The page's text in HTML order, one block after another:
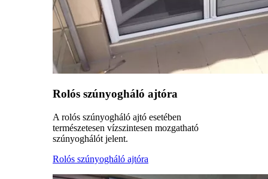
Rolós szúnyogháló ajtóra
A rolós szúnyogháló ajtó esetében
természetesen vízszintesen mozgatható
szúnyoghálót jelent.
Rolós szúnyogháló ajtóra